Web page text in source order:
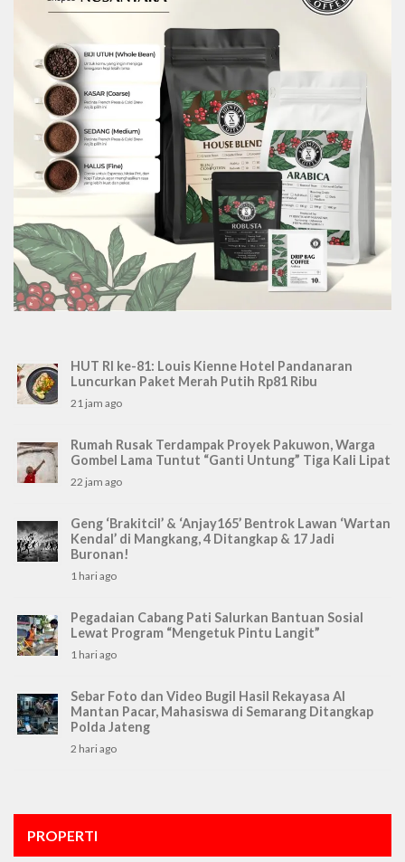
HUT RI ke-81: Louis Kienne Hotel Pandanaran
Luncurkan Paket Merah Putih Rp81 Ribu
21 jam ago
Rumah Rusak Terdampak Proyek Pakuwon, Warga
Gombel Lama Tuntut “Ganti Untung” Tiga Kali Lipat
22 jam ago
Geng ‘Brakitcil’ & ‘Anjay165’ Bentrok Lawan ‘Wartan
Kendal’ di Mangkang, 4 Ditangkap & 17 Jadi
Buronan!
1 hari ago
Pegadaian Cabang Pati Salurkan Bantuan Sosial
Lewat Program “Mengetuk Pintu Langit”
1 hari ago
Sebar Foto dan Video Bugil Hasil Rekayasa AI
Mantan Pacar, Mahasiswa di Semarang Ditangkap
Polda Jateng
2 hari ago
PROPERTI